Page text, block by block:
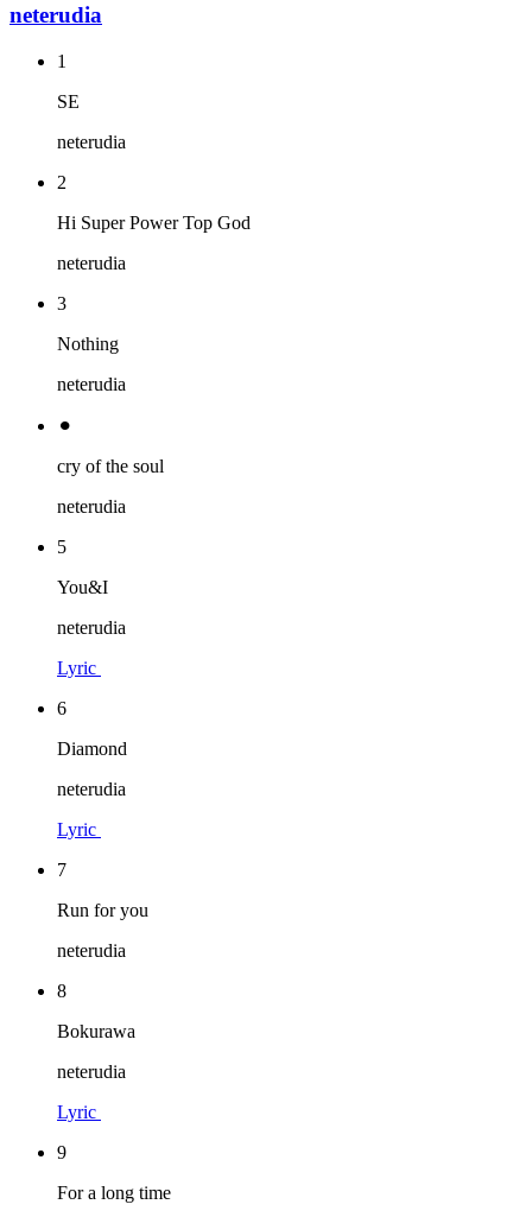
neterudia
1
SE
neterudia
2
Hi Super Power Top God
neterudia
3
Nothing
neterudia
⚫︎
cry of the soul
neterudia
5
You&I
neterudia
Lyric
6
Diamond
neterudia
Lyric
7
Run for you
neterudia
8
Bokurawa
neterudia
Lyric
9
For a long time